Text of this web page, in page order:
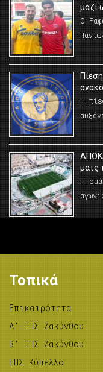
μαζί
Ο
Η
ματς
Η
Τοπικά
Επικαιρότητα
A’ ΕΠΣ Ζακύνθου
B’ ΕΠΣ Ζακύνθου
ΕΠΣ Κύπελλο